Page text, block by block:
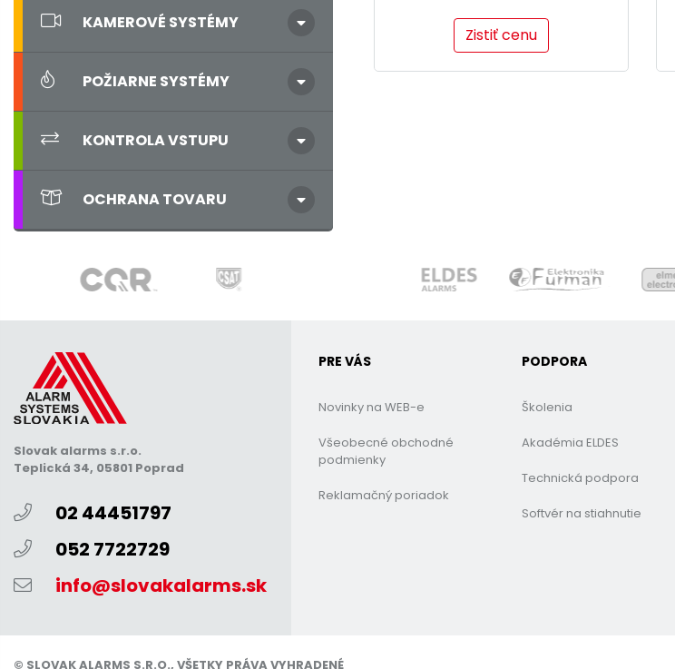
KAMEROVÉ SYSTÉMY
POŽIARNE SYSTÉMY
KONTROLA VSTUPU
OCHRANA TOVARU
Zistiť cenu
Slovak alarms s.r.o.
Teplická 34, 05801 Poprad
02 44451797
052 7722729
info@slovakalarms.sk
PRE VÁS
Novinky na WEB-e
Všeobecné obchodné
podmienky
Reklamačný poriadok
PODPORA
Školenia
Akadémia ELDES
Technická podpora
Softvér na stiahnutie
© SLOVAK ALARMS S.R.O., VŠETKY PRÁVA VYHRADENÉ